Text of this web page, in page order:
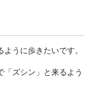
うに歩きたいです。
「ズシン」と来るよう